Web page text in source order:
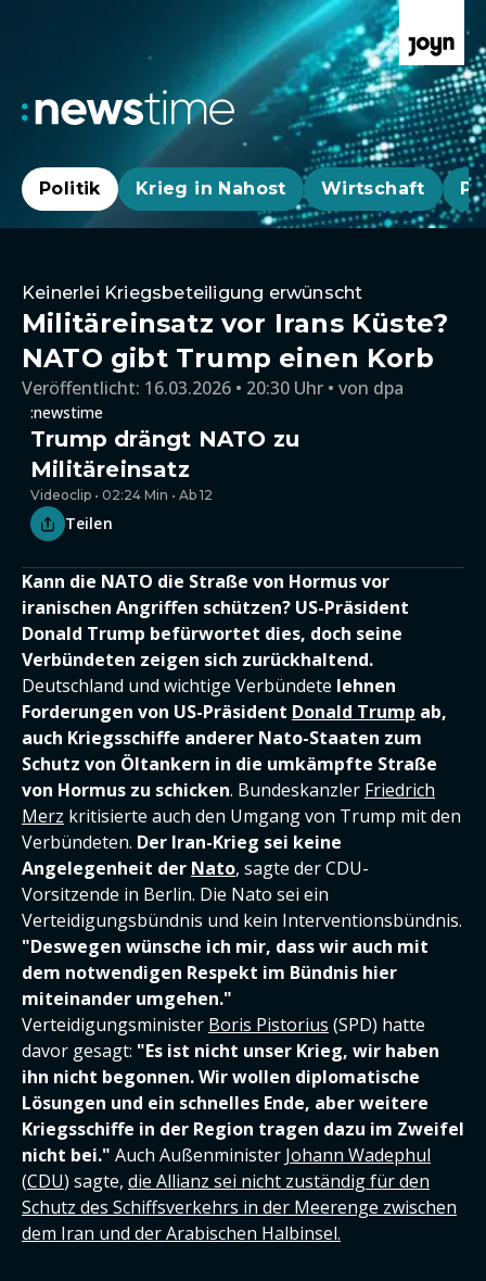
Politik Krieg in Nahost Wirtschaft
Keinerlei Kriegsbeteiligung erwünscht
Militäreinsatz vor Irans Küste?
NATO gibt Trump einen Korb
Veröffentlicht: 16.03.2026 • 20:30 Uhr von dpa
:newstime
Trump drängt NATO zu
Militäreinsatz
Videoclip • 02:24 Min • Ab 12
Teilen
Kann die NATO die Straße von Hormus vor
iranischen Angriffen schützen? US-Präsident
Donald Trump befürwortet dies, doch seine
Verbündeten zeigen sich zurückhaltend.
Deutschland und wichtige Verbündete lehnen
Forderungen von US-Präsident Donald Trump ab,
auch Kriegsschiffe anderer Nato-Staaten zum
Schutz von Öltankern in die umkämpfte Straße
von Hormus zu schicken. Bundeskanzler Friedrich
Merz kritisierte auch den Umgang von Trump mit den
Verbündeten. Der Iran-Krieg sei keine
Angelegenheit der Nato, sagte der CDU-
Vorsitzende in Berlin. Die Nato sei ein
Verteidigungsbündnis und kein Interventionsbündnis.
"Deswegen wünsche ich mir, dass wir auch mit
dem notwendigen Respekt im Bündnis hier
miteinander umgehen."
Verteidigungsminister Boris Pistorius (SPD) hatte
davor gesagt: "Es ist nicht unser Krieg, wir haben
ihn nicht begonnen. Wir wollen diplomatische
Lösungen und ein schnelles Ende, aber weitere
Kriegsschiffe in der Region tragen dazu im Zweifel
nicht bei." Auch Außenminister Johann Wadephul
(CDU) sagte, die Allianz sei nicht zuständig für den
Schutz des Schiffsverkehrs in der Meerenge zwischen
dem Iran und der Arabischen Halbinsel.